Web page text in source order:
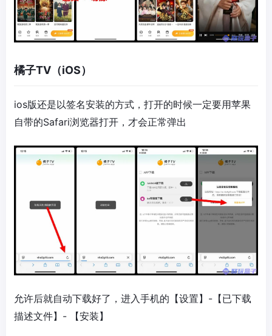
橘子TV（iOS）
ios版还是以签名安装的方式，打开的时候一定要用苹果
自带的Safari浏览器打开，才会正常弹出
允许后就自动下载好了，进入手机的【设置】-【已下载
描述文件】- 【安装】